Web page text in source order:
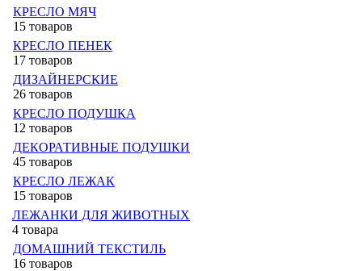
КРЕСЛО МЯЧ
15 товаров
КРЕСЛО ПЕНЕК
17 товаров
ДИЗАЙНЕРСКИЕ
26 товаров
КРЕСЛО ПОДУШКА
12 товаров
ДЕКОРАТИВНЫЕ ПОДУШКИ
45 товаров
КРЕСЛО ЛЕЖАК
15 товаров
ЛЕЖАНКИ ДЛЯ ЖИВОТНЫХ
4 товара
ДОМАШНИЙ ТЕКСТИЛЬ
16 товаров